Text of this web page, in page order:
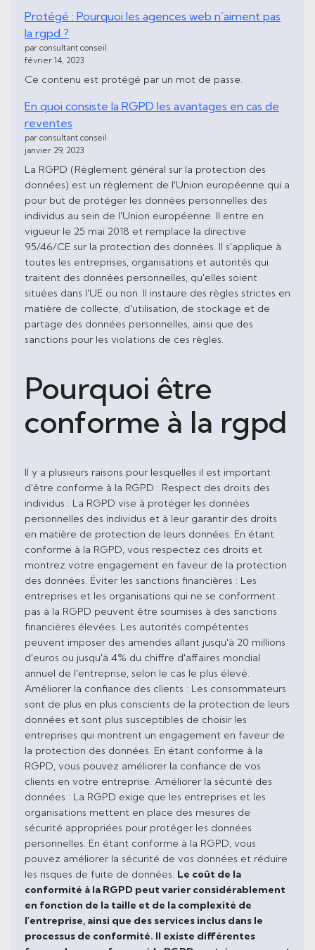
Protégé : Pourquoi les agences web n’aiment pas
la rgpd ?
par consultant conseil
février 14, 2023
Ce contenu est protégé par un mot de passe.
En quoi consiste la RGPD les avantages en cas de
reventes
par consultant conseil
janvier 29, 2023
La RGPD (Règlement général sur la protection des
données) est un règlement de l'Union européenne qui a
pour but de protéger les données personnelles des
individus au sein de l'Union européenne. Il entre en
vigueur le 25 mai 2018 et remplace la directive
95/46/CE sur la protection des données. Il s'applique à
toutes les entreprises, organisations et autorités qui
traitent des données personnelles, qu'elles soient
situées dans l'UE ou non. Il instaure des règles strictes en
matière de collecte, d'utilisation, de stockage et de
partage des données personnelles, ainsi que des
sanctions pour les violations de ces règles.
Pourquoi être
conforme à la rgpd
Il y a plusieurs raisons pour lesquelles il est important
d'être conforme à la RGPD : Respect des droits des
individus : La RGPD vise à protéger les données
personnelles des individus et à leur garantir des droits
en matière de protection de leurs données. En étant
conforme à la RGPD, vous respectez ces droits et
montrez votre engagement en faveur de la protection
des données. Éviter les sanctions financières : Les
entreprises et les organisations qui ne se conforment
pas à la RGPD peuvent être soumises à des sanctions
financières élevées. Les autorités compétentes
peuvent imposer des amendes allant jusqu'à 20 millions
d'euros ou jusqu'à 4% du chiffre d'affaires mondial
annuel de l'entreprise, selon le cas le plus élevé.
Améliorer la confiance des clients : Les consommateurs
sont de plus en plus conscients de la protection de leurs
données et sont plus susceptibles de choisir les
entreprises qui montrent un engagement en faveur de
la protection des données. En étant conforme à la
RGPD, vous pouvez améliorer la confiance de vos
clients en votre entreprise. Améliorer la sécurité des
données : La RGPD exige que les entreprises et les
organisations mettent en place des mesures de
sécurité appropriées pour protéger les données
personnelles. En étant conforme à la RGPD, vous
pouvez améliorer la sécurité de vos données et réduire
les risques de fuite de données. Le coût de la
conformité à la RGPD peut varier considérablement
en fonction de la taille et de la complexité de
l'entreprise, ainsi que des services inclus dans le
processus de conformité. Il existe différentes